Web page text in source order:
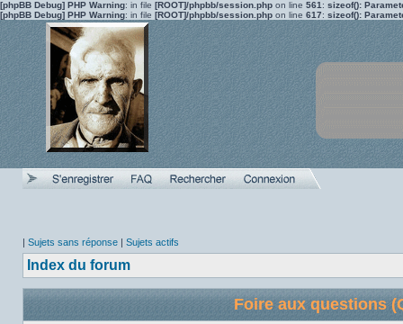
[phpBB Debug] PHP Warning: in file [ROOT]/phpbb/session.php on line 561 : sizeof():
[phpBB Debug] PHP Warning: in file [ROOT]/phpbb/session.php on line 617: sizeof():
| Sujets sans réponse | Sujets actifs
Index du forum
Foire aux questions